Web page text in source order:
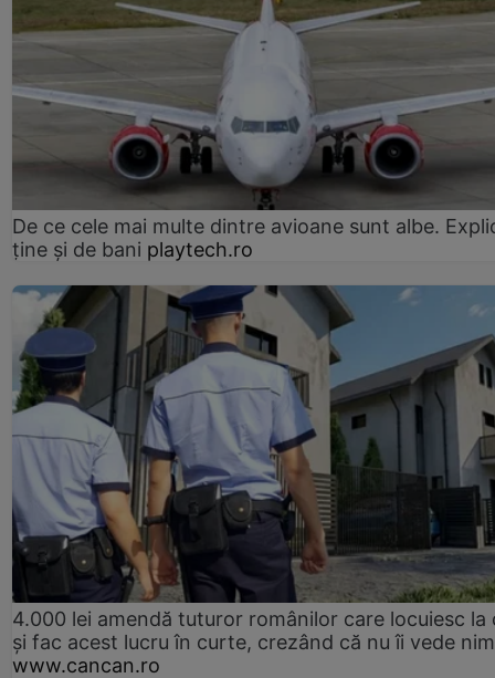
De ce cele mai multe dintre avioane sunt albe.
ține și de bani playtech.ro
4.000 lei amendă tuturor românilor care locuiesc la
și fac acest lucru în curte, crezând că nu îi vede
www.cancan.ro